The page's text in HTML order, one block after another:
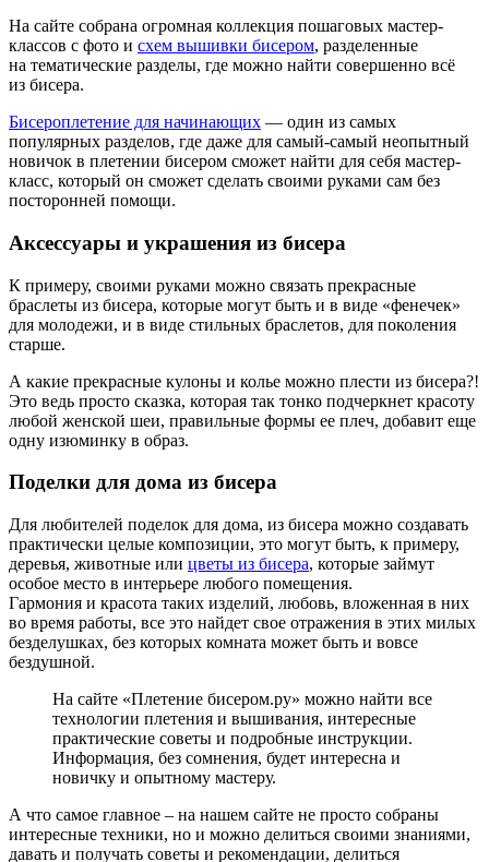
На сайте собрана огромная коллекция пошаговых мастер-
классов с фото и схем вышивки бисером, разделенные
на тематические разделы, где можно найти совершенно всё
из бисера.
Бисероплетение для начинающих — один из самых
популярных разделов, где даже для самый-самый неопытный
новичок в плетении бисером сможет найти для себя мастер-
класс, который он сможет сделать своими руками сам без
посторонней помощи.
Аксессуары и украшения из бисера
К примеру, своими руками можно связать прекрасные
браслеты из бисера, которые могут быть и в виде «фенечек»
для молодежи, и в виде стильных браслетов, для поколения
старше.
А какие прекрасные кулоны и колье можно плести из бисера?!
Это ведь просто сказка, которая так тонко подчеркнет красоту
любой женской шеи, правильные формы ее плеч, добавит еще
одну изюминку в образ.
Поделки для дома из бисера
Для любителей поделок для дома, из бисера можно создавать
практически целые композиции, это могут быть, к примеру,
деревья, животные или цветы из бисера, которые займут
особое место в интерьере любого помещения.
Гармония и красота таких изделий, любовь, вложенная в них
во время работы, все это найдет свое отражения в этих милых
безделушках, без которых комната может быть и вовсе
бездушной.
На сайте «Плетение бисером.ру» можно найти все
технологии плетения и вышивания, интересные
практические советы и подробные инструкции.
Информация, без сомнения, будет интересна и
новичку и опытному мастеру.
А что самое главное – на нашем сайте не просто собраны
интересные техники, но и можно делиться своими знаниями,
давать и получать советы и рекомендации, делиться